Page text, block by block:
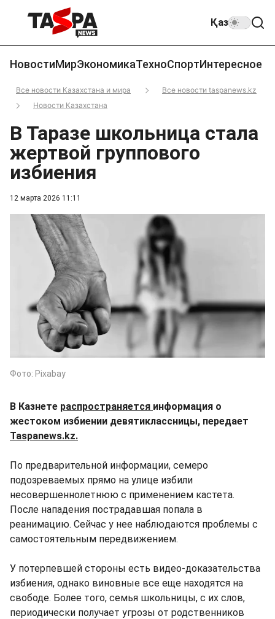
Қаз
НовостиМирЭкономикаТехноСпортИнтересное
Все новости Казахстана и мира
Все новости taspanews.kz
Новости Казахстана
12 марта 2026 11:11
В Таразе школьница стала
жертвой группового
избиения
Фото: Pixabay
В Казнете распространяется информация о
жестоком избиении девятиклассницы, передает
Taspanews.kz.
По предварительной информации, семеро
подозреваемых прямо на улице избили
несовершеннолетнюю с применением кастета.
После нападения пострадавшая попала в
реанимацию. Сейчас у нее наблюдаются проблемы с
самостоятельным передвижением.
У потерпевшей стороны есть видео-доказательства
избиения, однако виновные все еще находятся на
свободе. Более того, семья школьницы, с их слов,
периодически получает угрозы от родственников